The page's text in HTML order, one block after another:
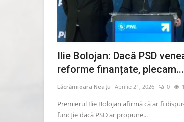
Ilie Bolojan: Dacă PSD
reforme finanțate, plecam...
Lăcrămioara Neațu Aprilie 21, 2026 0
Premierul Ilie Bolojan afirmă că ar fi
funcție dacă PSD ar propune...